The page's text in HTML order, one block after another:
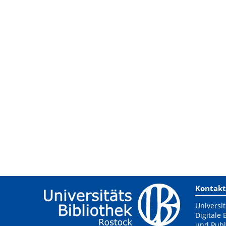
Kontakt
Digitale